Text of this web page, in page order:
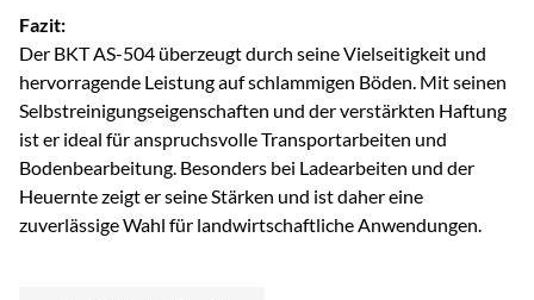
Fazit:
Der BKT AS-504 überzeugt durch seine Vielseitigkeit und
hervorragende Leistung auf schlammigen Böden. Mit seinen
Selbstreinigungseigenschaften und der verstärkten Haftung
ist er ideal für anspruchsvolle Transportarbeiten und
Bodenbearbeitung. Besonders bei Ladearbeiten und der
Heuernte zeigt er seine Stärken und ist daher eine
zuverlässige Wahl für landwirtschaftliche Anwendungen.